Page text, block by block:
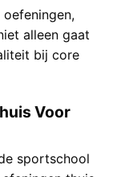
alleen gaat
bij core
Voor
sportschool